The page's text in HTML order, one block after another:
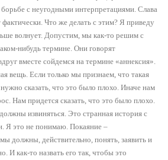
с неугодными интерпретациями. Слава
фактически. Что же делать с этим? Я приведу
волнует. Допустим, мы как-то решим с
нибудь термине. Они говорят
вместе сойдемся на термине «аннексия».
вещь. Если только мы признаем, что такая
сказать, что это было плохо. Иначе нам
Нам придется сказать, что это было плохо.
извиняться. Это странная история с
Я это не понимаю. Покаяние –
должны, действительно, понять, заявить и
И как-то назвать его так, чтобы это